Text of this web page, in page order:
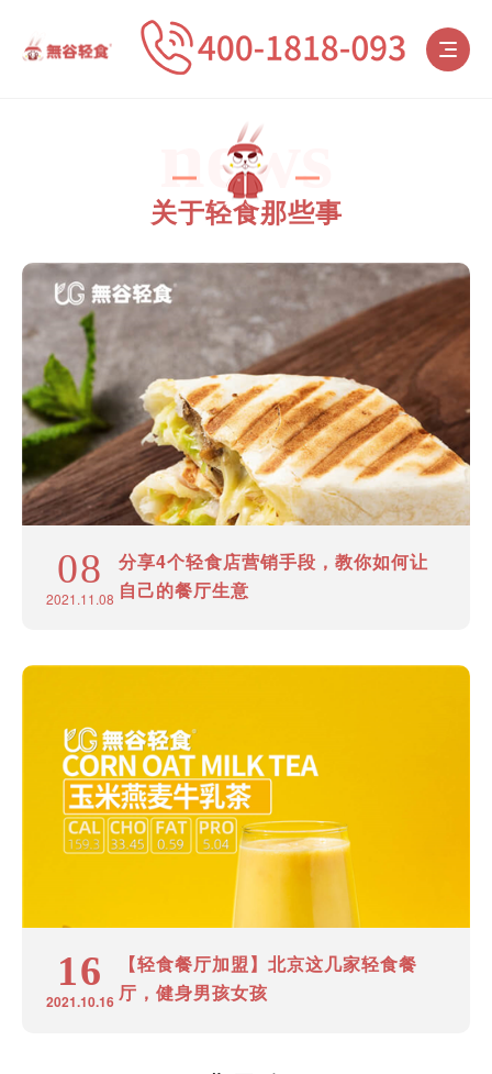
news
关于轻食那些事
08
2021.11.08
分享4个轻食店营销手段，教你如何让
自己的餐厅生意
16
2021.10.16
【轻食餐厅加盟】北京这几家轻食餐
厅，健身男孩女孩